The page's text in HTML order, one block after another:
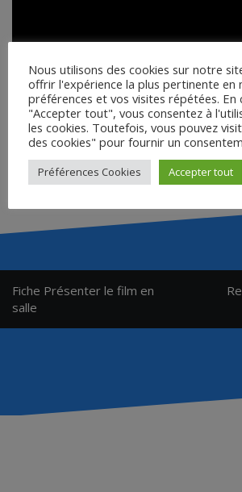
Navigation
de
l’article
Fiche Présenter le film en
salle
Nous utilisons des cookies sur notre
offrir l'expérience la plus pertinente en
préférences et vos visites répétées. En
"Accepter tout", vous consentez à
les cookies. Toutefois, vous pouvez
des cookies" pour fournir un
Préférences Cookies Accepter tout